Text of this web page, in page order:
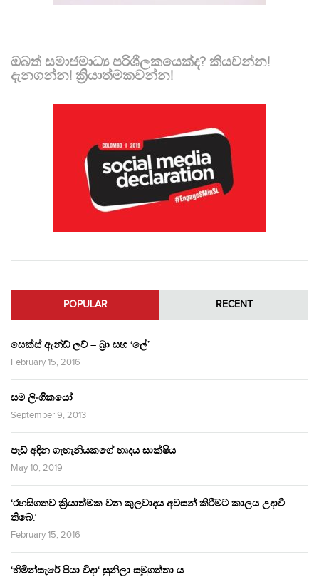
ඔබත් සමාජමාධ්‍ය පරිශීලකයෙක්ද? කියවන්න!
දැනගන්න! ක්‍රියාත්මකවන්න!
POPULAR RECENT
සෙක්ස් ඇන්ඩ් ලව් – බ්‍රා සහ ‘ලේ’
February 15, 2016
සම ලිංගිකයෝ
September 9, 2013
පෑඩ් අඳින ගැහැනියකගේ හෘදය සාක්ෂිය
May 10, 2019
‘රහසිගතව ක්‍රියාත්මක වන කුලවාදය අවසන් කිරීමට කාලය උදාවී
තිබේ.’
February 15, 2016
‘හිමින්සැරේ පියා විදා‘ සුනිලා සමුගත්තා ය.